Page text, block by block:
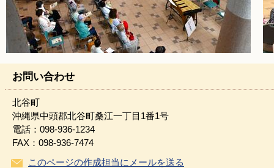
お問い合わせ
北谷町
沖縄県中頭郡北谷町桑江一丁目1番1号
電話：098-936-1234
FAX：098-936-7474
このページの作成担当にメールを送る